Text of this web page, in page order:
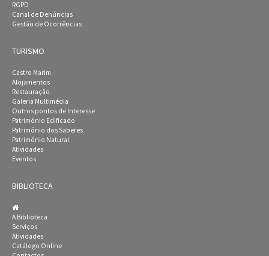
RGPD
Canal de Denúncias
Gestão de Ocorrências
TURISMO
Castro Marim
Alojamentos
Restauração
Galeria Multimédia
Outros pontos de Interesse
Património Edificado
Património dos Saberes
Património Natural
Atividades
Eventos
BIBLIOTECA
A Biblioteca
Serviços
Atividades
Catálogo Online